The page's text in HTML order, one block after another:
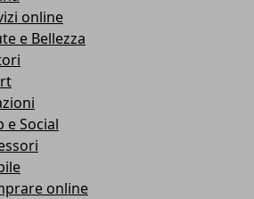
online
e Bellezza
e Social
online